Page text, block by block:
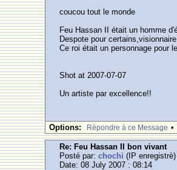
coucou tout le monde
Feu Hassan II était un homme
Despote pour
Ce roi était un personnage pour
Shot at 2007-07-07
Un artiste par excellence!!
Options: Rèpondre à ce Message •
Re: Feu Hassan II bon vivant
Posté par:chochi (IP enregistrè)
Date: 08 July 2007 : 08:14